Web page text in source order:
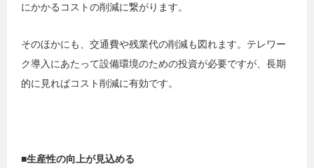
にかかるコストの削減に繋がります。
そのほかにも、交通費や残業代の削減も図れます。テレワー
ク導入にあたって設備環境のための投資が必要ですが、長期
的に見ればコスト削減に有効です。
■生産性の向上が見込める